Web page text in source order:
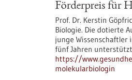
Förderpreis für
Prof. Dr. Kerstin
Biologie. Die dotierte
junge
fünf Jahren
https://
molekularbiologin